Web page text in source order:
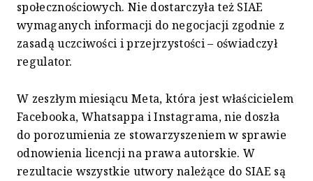
społecznościowych. Nie dostarczyła też SIAE
wymaganych informacji do negocjacji zgodnie z
zasadą uczciwości i przejrzystości – oświadczył
regulator.
W zeszłym miesiącu Meta, która jest właścicielem
Facebooka, Whatsappa i Instagrama, nie doszła
do porozumienia ze stowarzyszeniem w sprawie
odnowienia licencji na prawa autorskie. W
rezultacie wszystkie utwory należące do SIAE są